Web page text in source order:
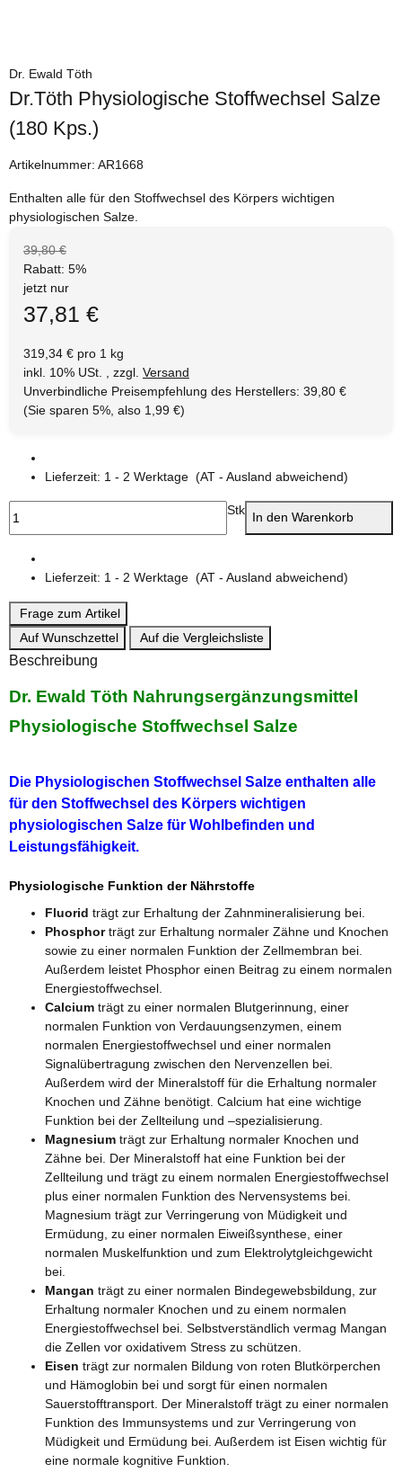
Dr. Ewald Töth
Dr.Töth Physiologische Stoffwechsel Salze
(180 Kps.)
Artikelnummer: AR1668
Enthalten alle für den Stoffwechsel des Körpers wichtigen
physiologischen Salze.
39,80 €
Rabatt: 5%
jetzt nur
37,81 €
319,34 € pro 1 kg
inkl. 10% USt. , zzgl. Versand
Unverbindliche Preisempfehlung des Herstellers: 39,80 €
(Sie sparen 5%, also 1,99 €)
Lieferzeit: 1 - 2 Werktage (AT - Ausland abweichend)
Stk In den Warenkorb
Lieferzeit: 1 - 2 Werktage (AT - Ausland abweichend)
Frage zum Artikel
Auf Wunschzettel
Auf die Vergleichsliste
Beschreibung
Dr. Ewald Töth Nahrungsergänzungsmittel
Physiologische Stoffwechsel Salze
Die Physiologischen Stoffwechsel Salze enthalten alle
für den Stoffwechsel des Körpers wichtigen
physiologischen Salze für Wohlbefinden und
Leistungsfähigkeit.
Physiologische Funktion der Nährstoffe
Fluorid trägt zur Erhaltung der Zahnmineralisierung bei.
Phosphorträgt zur Erhaltung normaler Zähne und Knochen
sowie zu einer normalen Funktion der Zellmembran bei.
Außerdem leistet Phosphor einen Beitrag zu einem normalen
Energiestoffwechsel.
Calcium trägt zu einer normalen Blutgerinnung, einer
normalen Funktion von Verdauungsenzymen, einem
normalen Energiestoffwechsel und einer normalen
Signalübertragung zwischen den Nervenzellen bei.
Außerdem wird der Mineralstoff für die Erhaltung normaler
Knochen und Zähne benötigt. Calcium hat eine wichtige
Funktion bei der Zellteilung und –spezialisierung.
Magnesium trägt zur Erhaltung normaler Knochen und
Zähne bei. Der Mineralstoff hat eine Funktion bei der
Zellteilung und trägt zu einem normalen Energiestoffwechsel
plus einer normalen Funktion des Nervensystems bei.
Magnesium trägt zur Verringerung von Müdigkeit und
Ermüdung, zu einer normalen Eiweißsynthese, einer
normalen Muskelfunktion und zum Elektrolytgleichgewicht
bei.
Mangan trägt zu einer normalen Bindegewebsbildung, zur
Erhaltung normaler Knochen und zu einem normalen
Energiestoffwechsel bei. Selbstverständlich vermag Mangan
die Zellen vor oxidativem Stress zu schützen.
Eisen trägt zur normalen Bildung von roten Blutkörperchen
und Hämoglobin bei und sorgt für einen normalen
Sauerstofftransport. Der Mineralstoff trägt zu einer normalen
Funktion des Immunsystems und zur Verringerung von
Müdigkeit und Ermüdung bei. Außerdem ist Eisen wichtig für
eine normale kognitive Funktion.